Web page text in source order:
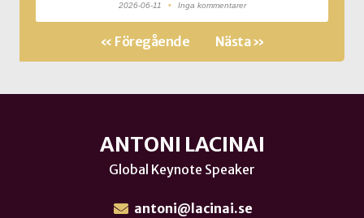
2026-06-11 Inga kommentarer
« Föregående Nästa »
ANTONI LACINAI
Global Keynote Speaker
antoni@lacinai.se